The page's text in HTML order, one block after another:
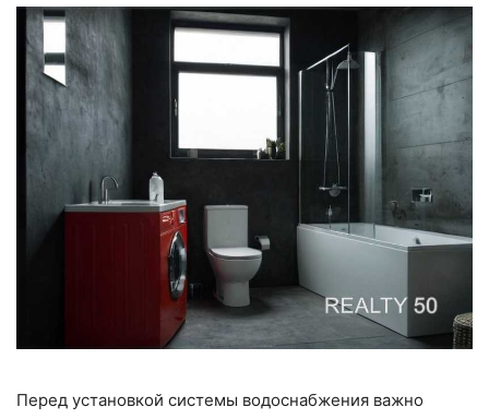
Перед установкой системы водоснабжения важно